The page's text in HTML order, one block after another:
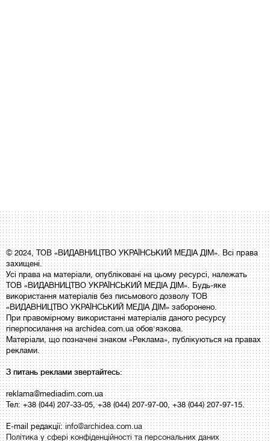
© 2024, ТОВ «ВИДАВНИЦТВО УКРАЇНСЬКИЙ МЕДІА ДІМ». Всі права
захищені.
Усі права на матеріали, опубліковані на цьому ресурсі, належать
ТОВ «ВИДАВНИЦТВО УКРАЇНСЬКИЙ МЕДІА ДІМ». Будь-яке
використання матеріалів без письмового дозволу ТОВ
«ВИДАВНИЦТВО УКРАЇНСЬКИЙ МЕДІА ДІМ» заборонено.
При правомірному використанні матеріалів даного ресурсу
гіперпосилання на archidea.com.ua обов'язкова.
Матеріали, що позначені знаком «Реклама», публікуються на правах
реклами.
З питань реклами звертайтесь:
reklama@mediadim.com.ua
Тел: +38 (044) 207-33-05, +38 (044) 207-97-00, +38 (044) 207-97-15.
E-mail редакції:info@archidea.com.ua
Політика у сфері конфіденційності та персональних даних